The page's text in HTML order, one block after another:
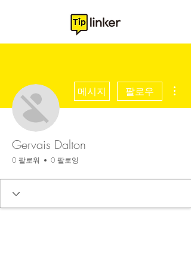
메시지 팔로우
Gervais Dalton
0 팔로워 0 팔로잉